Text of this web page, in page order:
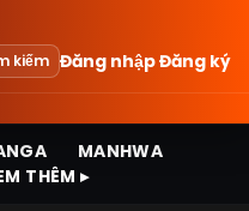
kiếm Đăng nhậpĐăng ký
MANHWA
THÊM ▸